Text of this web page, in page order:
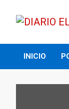
content
INICIO